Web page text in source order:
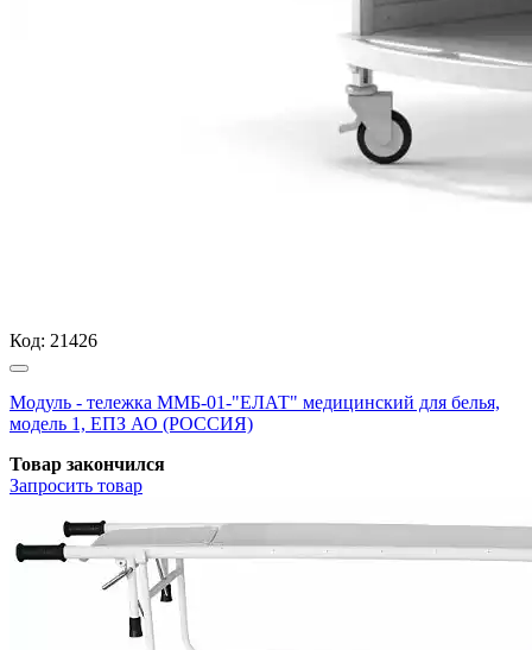
Код: 21426
Модуль - тележка ММБ-01-"ЕЛАТ" медицинский для белья,
модель 1, ЕПЗ АО (РОССИЯ)
Товар закончился
Запросить товар